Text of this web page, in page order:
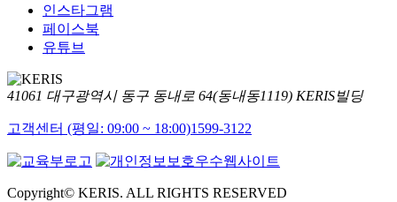
인스타그램
페이스북
유튜브
41061 대구광역시 동구 동내로 64(동내동1119) KERIS빌딩
고객센터 (평일: 09:00 ~ 18:00)1599-3122
Copyright© KERIS. ALL RIGHTS RESERVED